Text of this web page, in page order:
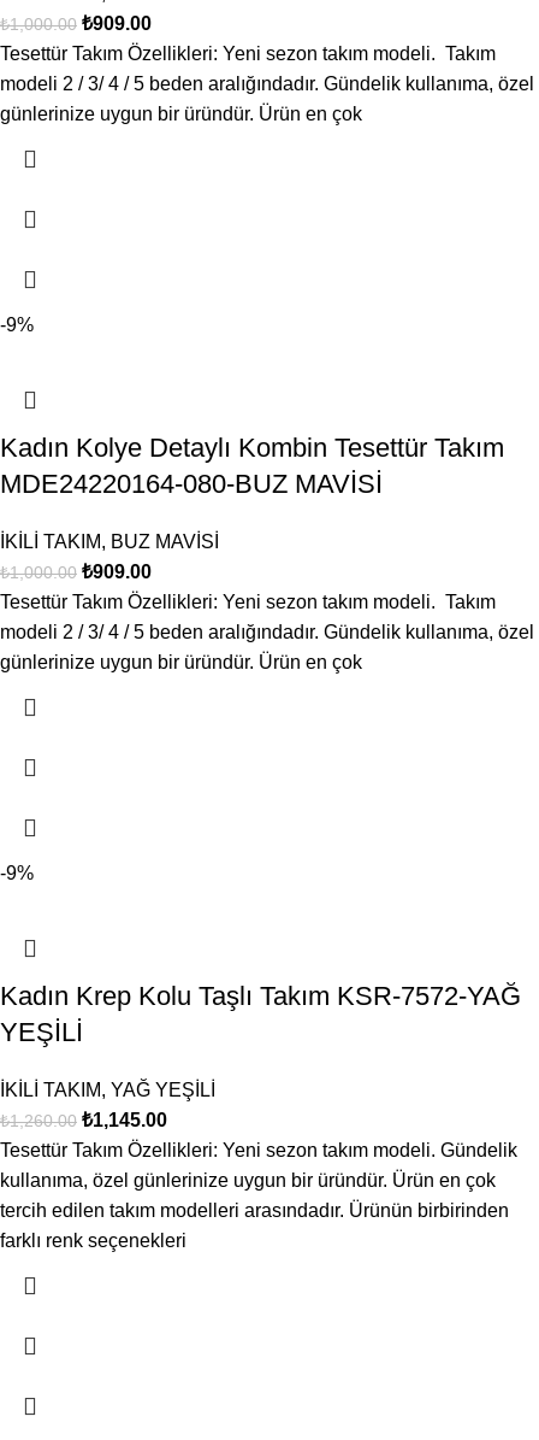
₺1,000.00 ₺909.00
Tesettür Takım Özellikleri: Yeni sezon takım modeli. Takım
modeli 2 / 3/ 4 / 5 beden aralığındadır. Gündelik kullanıma, özel
günlerinize uygun bir üründür. Ürün en çok
-9%
Kadın Kolye Detaylı Kombin Tesettür Takım
MDE24220164-080-BUZ MAVİSİ
İKİLİ TAKIM, BUZ MAVİSİ
₺1,000.00 ₺909.00
Tesettür Takım Özellikleri: Yeni sezon takım modeli. Takım
modeli 2 / 3/ 4 / 5 beden aralığındadır. Gündelik kullanıma, özel
günlerinize uygun bir üründür. Ürün en çok
-9%
Kadın Krep Kolu Taşlı Takım KSR-7572-YAĞ
YEŞİLİ
İKİLİ TAKIM, YAĞ YEŞİLİ
₺1,260.00 ₺1,145.00
Tesettür Takım Özellikleri: Yeni sezon takım modeli. Gündelik
kullanıma, özel günlerinize uygun bir üründür. Ürün en çok
tercih edilen takım modelleri arasındadır. Ürünün birbirinden
farklı renk seçenekleri